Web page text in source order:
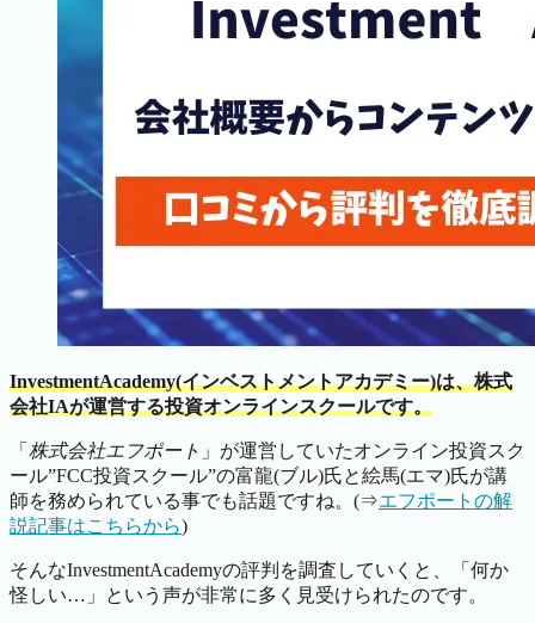
InvestmentAcademy(インベストメントアカデミー)は、株式
会社IAが運営する投資オンラインスクールです。
「 株式会社エフポート 」が運営していたオンライン投資スク
ール”FCC投資スクール”の富龍(ブル)氏と絵馬(エマ)氏が講
師を務められている事でも話題ですね。(⇒エフポートの解
説記事はこちらから)
そんなInvestmentAcademyの評判を調査していくと、「何か
怪しい…」という声が非常に多く見受けられたのです。